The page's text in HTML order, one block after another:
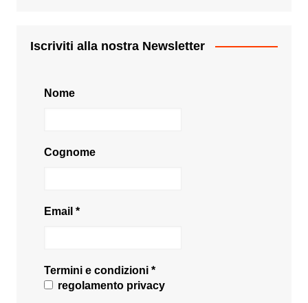
Iscriviti alla nostra Newsletter
Nome
Cognome
Email *
Termini e condizioni *
regolamento privacy